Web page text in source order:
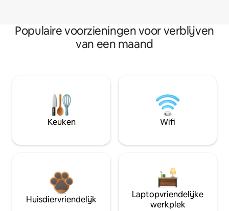
Populaire voorzieningen voor verblijven
van een maand
Keuken Wifi
Huisdiervriendelijk
Laptopvriendelijke
werkplek